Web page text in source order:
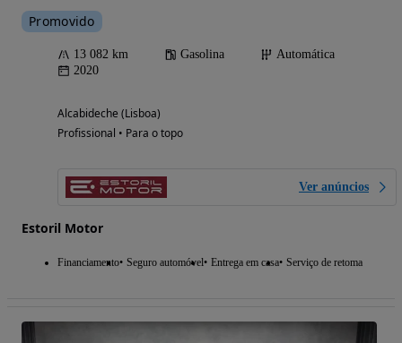
Promovido
13 082 km Gasolina
Automática
2020
Alcabideche (Lisboa)
Profissional • Para o topo
Ver anúncios
Estoril Motor
Financiamento Seguro automóvel Entrega em casa Serviço de retoma